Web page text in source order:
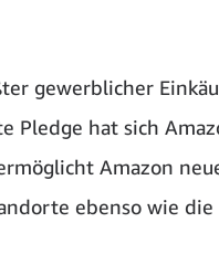
gewerblicher
Pledge hat sich
Amazon
ebenso wie